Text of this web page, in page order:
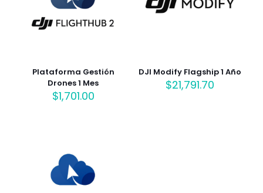
Plataforma Gestión
Drones 1 Mes
$1,701.00
DJI Modify Flagship 1 Año
$21,791.70